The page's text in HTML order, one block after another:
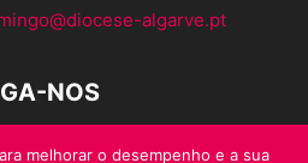
algarve.pt
NOS
melhorar o desempenho e a sua